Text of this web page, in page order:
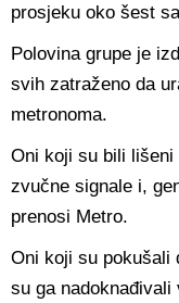
prosjeku oko šest
Polovina grupe je
svih zatraženo da
metronoma.
Oni koji su bili
zvučne signale i,
prenosi Metro.
Oni koji su pokušali
su ga